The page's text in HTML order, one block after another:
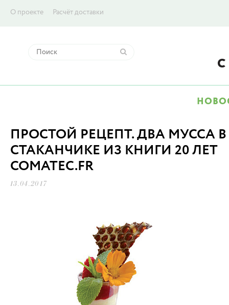
О проекте Расчёт доставки
ПРОСТОЙ РЕЦЕПТ. ДВА МУССА В
СТАКАНЧИКЕ ИЗ КНИГИ 20 ЛЕТ
COMATEC.FR
13.04.2017